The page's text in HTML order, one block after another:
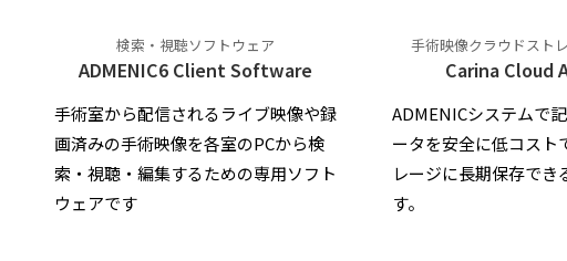
検索・視聴ソフトウェア
ADMENIC6 Client Software
手術室から配信されるライブ映像や録
画済みの手術映像を各室のPCから検
索・視聴・編集するための専用ソフト
ウェアです
手術映像クラウドスト
Carina Cloud
ADMENICシステムで
ータを安全に低コスト
レージに長期保存でき
す。